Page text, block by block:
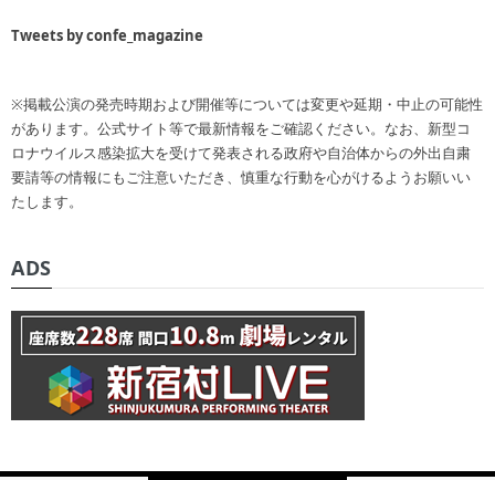
Tweets by confe_magazine
※掲載公演の発売時期および開催等については変更や延期・中止の可能性
があります。公式サイト等で最新情報をご確認ください。なお、新型コ
ロナウイルス感染拡大を受けて発表される政府や自治体からの外出自粛
要請等の情報にもご注意いただき、慎重な行動を心がけるようお願いい
たします。
ADS